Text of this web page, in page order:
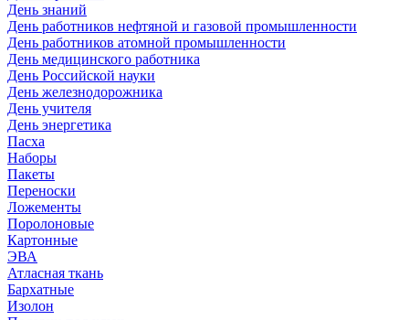
День знаний
День работников нефтяной и газовой промышленности
День работников атомной промышленности
День медицинского работника
День Российской науки
День железнодорожника
День учителя
День энергетика
Пасха
Наборы
Пакеты
Переноски
Ложементы
Поролоновые
Картонные
ЭВА
Атласная ткань
Бархатные
Изолон